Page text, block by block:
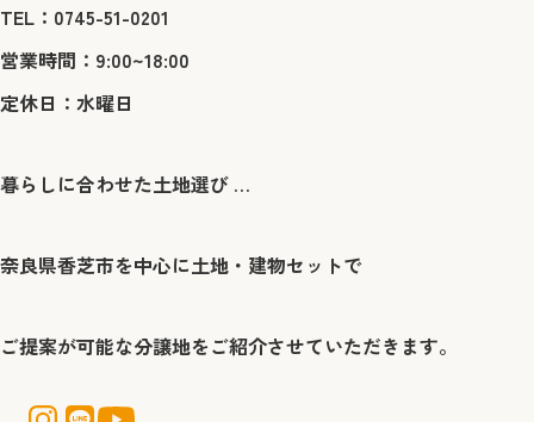
TEL：0745-51-0201
営業時間：9:00~18:00
定休日：水曜日
暮らしに合わせた土地選び … ​
奈良県香芝市を中心に土地・建物セットで
ご提案が可能な分譲地をご紹介させていただきます。